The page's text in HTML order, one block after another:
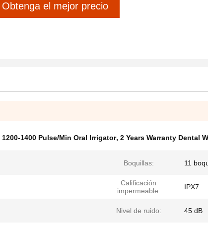
Obtenga el mejor precio
1200-1400 Pulse/Min Oral Irrigator, 2 Years Warranty Dental
Boquillas: 11
Calificación
impermeable:
IPX7
Nivel de ruido: 45 dB